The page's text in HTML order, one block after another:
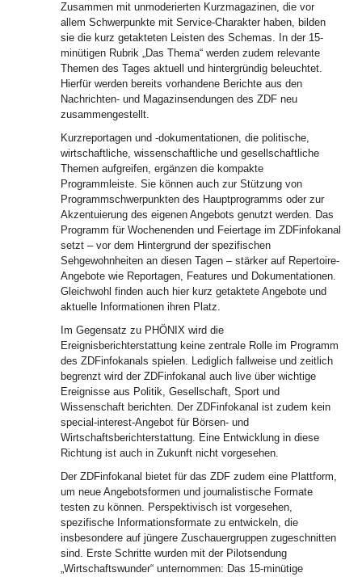
Zusammen mit unmoderierten Kurzmagazinen, die vor
allem Schwerpunkte mit Service-Charakter haben, bilden
sie die kurz getakteten Leisten des Schemas. In der 15-
minütigen Rubrik „Das Thema“ werden zudem relevante
Themen des Tages aktuell und hintergründig beleuchtet.
Hierfür werden bereits vorhandene Berichte aus den
Nachrichten- und Magazinsendungen des ZDF neu
zusammengestellt.
Kurzreportagen und -dokumentationen, die politische,
wirtschaftliche, wissenschaftliche und gesellschaftliche
Themen aufgreifen, ergänzen die kompakte
Programmleiste. Sie können auch zur Stützung von
Programmschwerpunkten des Hauptprogramms oder zur
Akzentuierung des eigenen Angebots genutzt werden. Das
Programm für Wochenenden und Feiertage im ZDFinfokanal
setzt – vor dem Hintergrund der spezifischen
Sehgewohnheiten an diesen Tagen – stärker auf Repertoire-
Angebote wie Reportagen, Features und Dokumentationen.
Gleichwohl finden auch hier kurz getaktete Angebote und
aktuelle Informationen ihren Platz.
Im Gegensatz zu PHÖNIX wird die
Ereignisberichterstattung keine zentrale Rolle im Programm
des ZDFinfokanals spielen. Lediglich fallweise und zeitlich
begrenzt wird der ZDFinfokanal auch live über wichtige
Ereignisse aus Politik, Gesellschaft, Sport und
Wissenschaft berichten. Der ZDFinfokanal ist zudem kein
special-interest-Angebot für Börsen- und
Wirtschaftsberichterstattung. Eine Entwicklung in diese
Richtung ist auch in Zukunft nicht vorgesehen.
Der ZDFinfokanal bietet für das ZDF zudem eine Plattform,
um neue Angebotsformen und journalistische Formate
testen zu können. Perspektivisch ist vorgesehen,
spezifische Informationsformate zu entwickeln, die
insbesondere auf jüngere Zuschauergruppen zugeschnitten
sind. Erste Schritte wurden mit der Pilotsendung
„Wirtschaftswunder“ unternommen: Das 15-minütige